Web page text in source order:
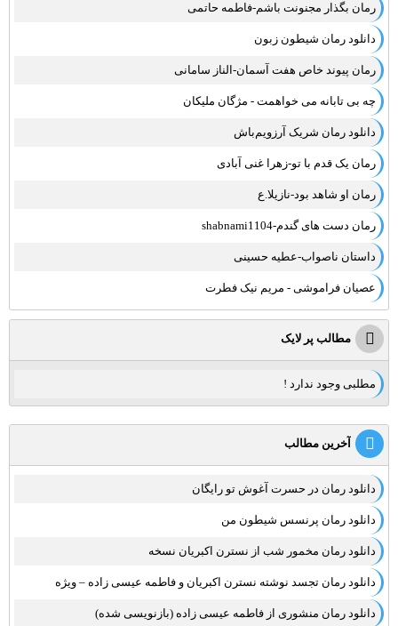
رمان بگذار مجنونت باشم-فاطمه حاتمی
دانلود رمان شیطون زبون
رمان پیوند خاص هفت آسمان-الناز سامانی
چه بی تابانه می خواهمت - مژگان ملیکان
دانلود رمان شریک آرزویم‌باش
رمان یک قدم با تو-زهرا غنی آبادی
رمان او شاهد بود-نازیلا.ع
رمان دست های گندم-shabnami1104
داستان ناصواب-عطیه حسینی
عصیان فراموشی - مریم نیک فطرت
مطالب پر لایک
مطلبی وجود ندارد !
آخرین مطالب
دانلود رمان در حسرت آغوش تو رایگان
دانلود رمان پرنسس شیطون من
دانلود رمان مخمور شب از نسترن اکبریان نسخه
دانلود رمان تجسد نوشته نسترن اکبریان و فاطمه عیسی زاده – ویژه
دانلود رمان منشوری از فاطمه عیسی زاده (بازنویسی شده)